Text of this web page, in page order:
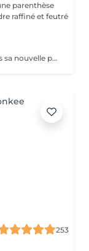
parenthèse
Dépose du vernis permanent précédent , plus sa nouvelle pose de couleur. Votre vernis permanent sera retiré délicatement avec un produit spécifique pour ne pas abimer vos ongles.
253